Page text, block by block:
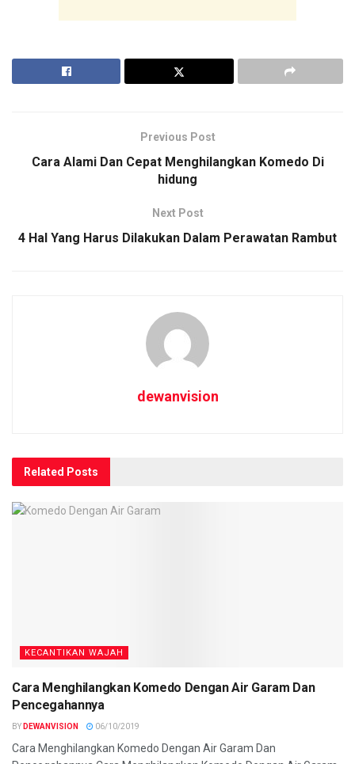
Previous Post
Cara Alami Dan Cepat Menghilangkan Komedo Di
hidung
Next Post
4 Hal Yang Harus Dilakukan Dalam Perawatan Rambut
dewanvision
Related Posts
KECANTIKAN WAJAH
Cara Menghilangkan Komedo Dengan Air Garam Dan
Pencegahannya
BY DEWANVISION 06/10/2019
Cara Menghilangkan Komedo Dengan Air Garam Dan